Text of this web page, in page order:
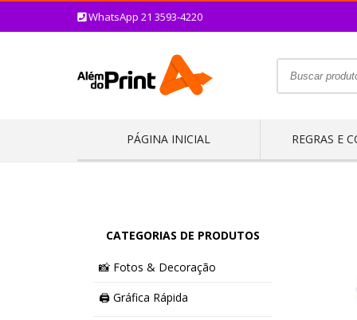
WhatsApp 21 3593-4220
PÁGINA INICIAL REGRAS E
CATEGORIAS DE PRODUTOS
📸 Fotos & Decoração
🖨️ Gráfica Rápida